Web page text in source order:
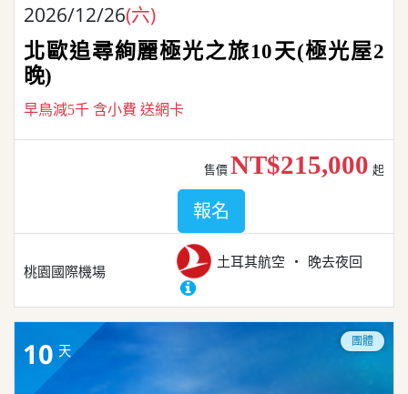
2026/12/26(六)
北歐追尋絢麗極光之旅10天(極光屋2
晚)
早鳥減5千 含小費 送網卡
桃園國際機場
土耳其航空 晚去夜回
售價 NT$215,000 起
報名
10 天
團體